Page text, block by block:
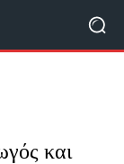
και